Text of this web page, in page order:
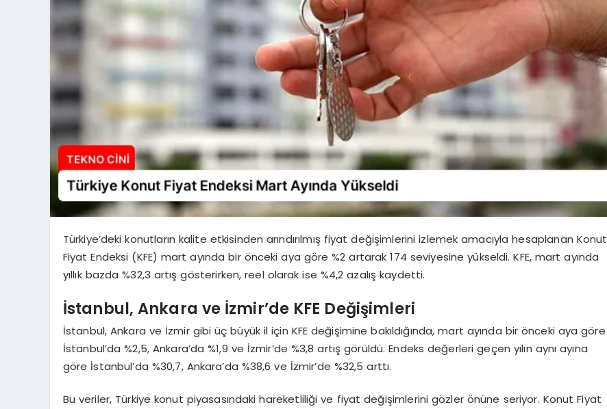
Türkiye’deki konutların kalite etkisinden arındırılmış fiyat değişimlerini izlemek amacıyla hesaplanan Konut
Fiyat Endeksi (KFE) mart ayında bir önceki aya göre %2 artarak 174 seviyesine yükseldi. KFE, mart ayında
yıllık bazda %32,3 artış gösterirken, reel olarak ise %4,2 azalış kaydetti.
İstanbul, Ankara ve İzmir’de KFE Değişimleri
İstanbul, Ankara ve İzmir gibi üç büyük il için KFE değişimine bakıldığında, mart ayında bir önceki aya göre
İstanbul’da %2,5, Ankara’da %1,9 ve İzmir’de %3,8 artış görüldü. Endeks değerleri geçen yılın aynı ayına
göre İstanbul’da %30,7, Ankara’da %38,6 ve İzmir’de %32,5 arttı.
Bu veriler, Türkiye konut piyasasındaki hareketliliği ve fiyat değişimlerini gözler önüne seriyor. Konut Fiyat